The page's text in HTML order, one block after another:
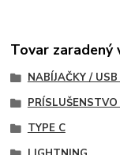
Tovar zaradený
NABÍJAČKY /
TYPE C